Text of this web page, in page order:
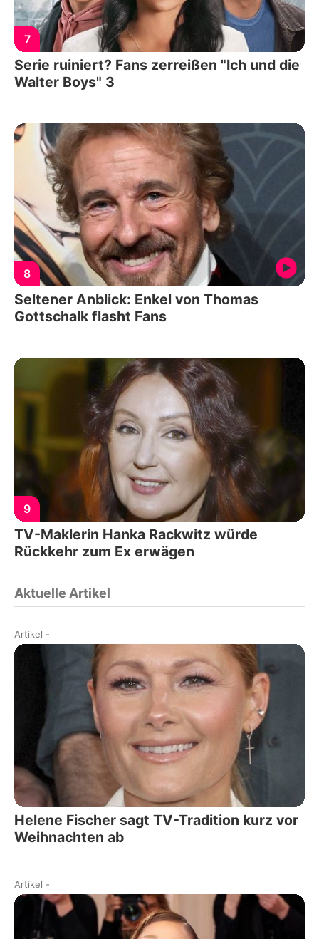
7
Serie ruiniert? Fans zerreißen "Ich und die
Walter Boys" 3
8
Seltener Anblick: Enkel von Thomas
Gottschalk flasht Fans
9
TV-Maklerin Hanka Rackwitz würde
Rückkehr zum Ex erwägen
Aktuelle Artikel
Artikel -
Helene Fischer sagt TV-Tradition kurz vor
Weihnachten ab
Artikel -